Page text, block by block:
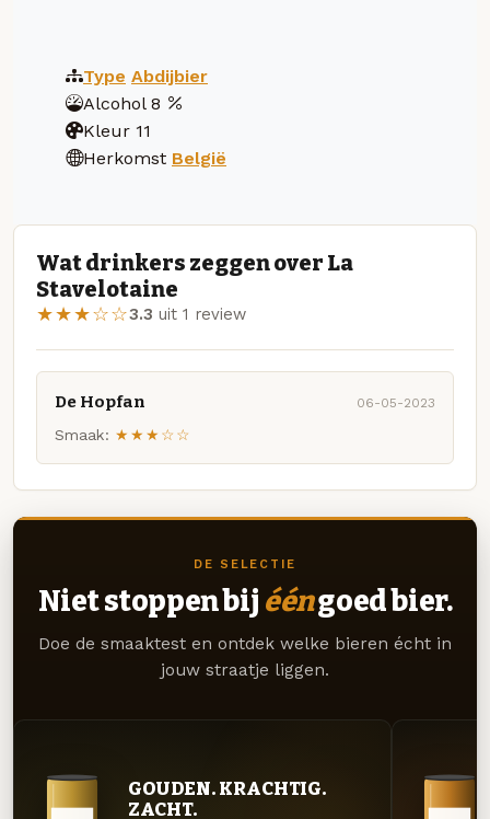
Type Abdijbier
Alcohol 8
Kleur 11
Herkomst België
Wat drinkers zeggen over La
Stavelotaine
★★★☆☆3.3 uit 1 review
De Hopfan 06-05-2023
Smaak: ★★★☆☆
DE SELECTIE
Niet stoppen bij ééngoed bier.
Doe de smaaktest en ontdek welke bieren écht in
jouw straatje liggen.
GOUDEN. KRACHTIG.
ZACHT.